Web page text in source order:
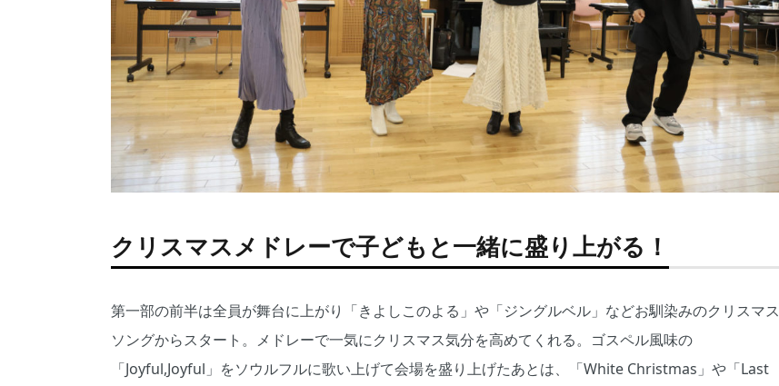
クリスマスメドレーで子どもと一緒に盛り上がる！
第一部の前半は全員が舞台に上がり「きよしこのよる」や「ジングルベル」などお馴染みのクリスマス
ソングからスタート。メドレーで一気にクリスマス気分を高めてくれる。ゴスペル風味の
「Joyful,Joyful」をソウルフルに歌い上げて会場を盛り上げたあとは、「White Christmas」や「Last